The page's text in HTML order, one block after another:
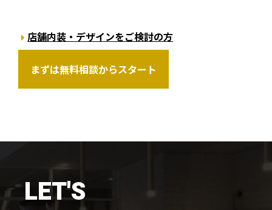
店舗内装・デザインをご検討の方
まずは無料相談からスタート
LET'S